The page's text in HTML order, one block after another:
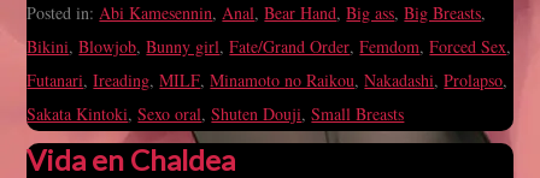
Posted in:Abi Kamesennin,Anal,Bear Hand,Big ass,Big Breasts,
Bikini,Blowjob,Bunny girl,Fate/Grand Order,Femdom,Forced Sex,
Futanari,Ireading,MILF,Minamoto no Raikou,Nakadashi,Prolapso,
Sakata Kintoki,Sexo oral,Shuten Douji,Small Breasts
Vida en Chaldea